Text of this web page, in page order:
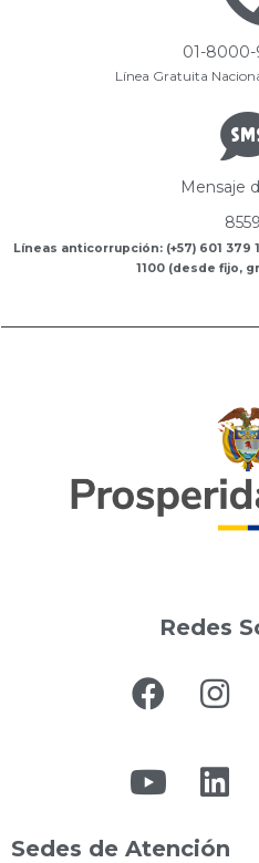
01-8000-
Línea Gratuita
Mensaje
Líneas anticorrupción: (+57) 601
1100 (desde fijo,
Redes
Sedes de Atención